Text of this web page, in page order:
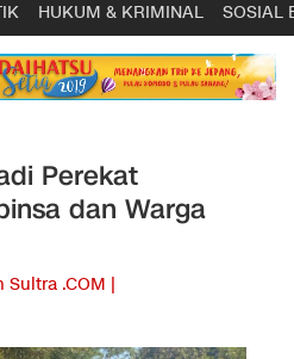
HUKUM & KRIMINAL SOSIAL
Perekat
dan Warga
Sultra .COM |